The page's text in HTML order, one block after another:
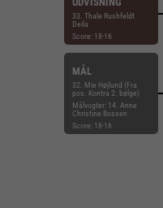
33. Thale Rushfeldt
Deila
Score: 18-16
MÅL
32. Mie Højlund (Fra
pos. Kontra 2. bølge)
Målvogter: 14. Anne
Christine Bossen
Score: 18-16